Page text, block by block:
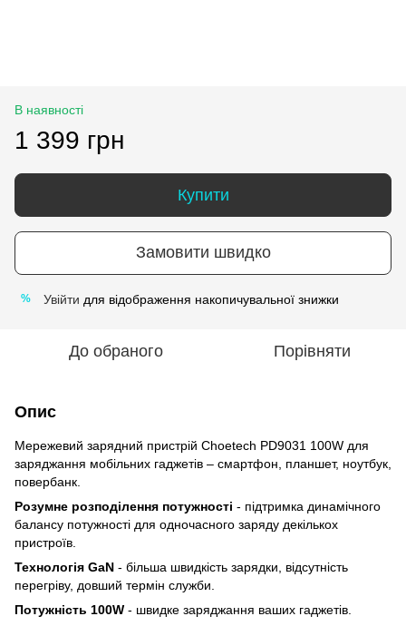
В наявності
1 399 грн
Купити
Замовити швидко
% Увійти для відображення накопичувальної знижки
До обраного Порівняти
Опис
Мережевий зарядний пристрій Choetech PD9031 100W для
заряджання мобільних гаджетів – смартфон, планшет, ноутбук,
повербанк.
Розумне розподілення потужності - підтримка динамічного
балансу потужності для одночасного заряду декількох
пристроїв.
Технологія GaN - більша швидкість зарядки, відсутність
перегріву, довший термін служби.
Потужність 100W - швидке заряджання ваших гаджетів.